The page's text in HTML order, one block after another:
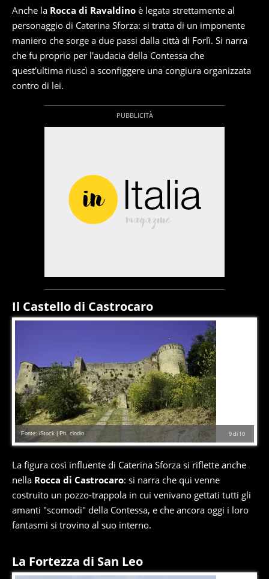
Anche la Rocca di Ravaldino è legata strettamente al
personaggio di Caterina Sforza: si tratta di un imponente
maniero che sorge a due passi dalla città di Forlì. Si narra
che fu proprio per l'audacia della Contessa che
quest'ultima riuscì a sconfiggere una congiura organizzata
contro di lei.
Il Castello di Castrocaro
9di 10
Fonte: iStock | Ph. clodio
La figura così influente di Caterina Sforza si riflette anche
nella Rocca di Castrocaro: si narra che qui venne
costruito un pozzo-trappola in cui venivano gettati tutti gli
amanti "scomodi" della Contessa, e che ancora oggi i loro
fantasmi si trovino al suo interno.
La Fortezza di San Leo